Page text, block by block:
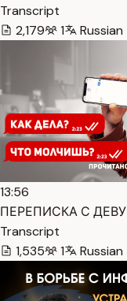
Transcript
2,179
1 Russian
13:56
ПЕРЕПИСКА С
Transcript
1,535
1 Russian